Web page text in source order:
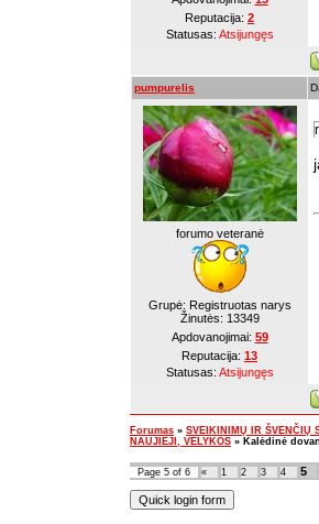
Reputacija: 2
Statusas: Atsijungęs
pumpurelis
forumo veteranė
Grupė: Registruotas narys
Žinutės: 13349
Apdovanojimai: 59
Reputacija: 13
Statusas: Atsijungęs
Forumas » SVEIKINIMŲ IR
NAUJIEJI, VELYKOS » Kalėdinė
Page 5 of 6 « 1 2 3 4 5